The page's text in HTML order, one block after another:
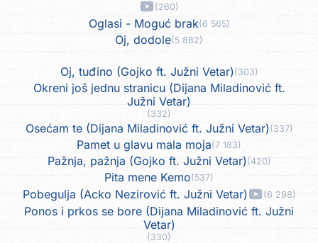
(260)
Oglasi - Moguć brak(6 565)
Oj, dodole(5 882)
Oj, tuđino (Gojko ft. Južni Vetar)(303)
Okreni još jednu stranicu (Dijana Miladinović ft.
Južni Vetar)
(332)
Osećam te (Dijana Miladinović ft. Južni Vetar)(337)
Pamet u glavu mala moja(7 183)
Pažnja, pažnja (Gojko ft. Južni Vetar)(420)
Pita mene Kemo(537)
Pobegulja (Acko Nezirović ft. Južni Vetar) (6 298)
Ponos i prkos se bore (Dijana Miladinović ft. Južni
Vetar)
(330)